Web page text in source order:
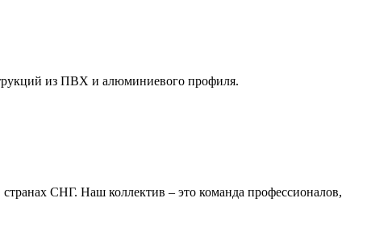
из ПВХ и алюминиевого профиля.
СНГ. Наш коллектив – это команда профессионалов,